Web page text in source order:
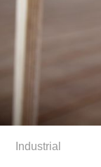
Industrial